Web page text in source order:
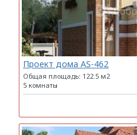
Проект дома AS-462
Общая площадь: 122.5 м2
5 комнаты